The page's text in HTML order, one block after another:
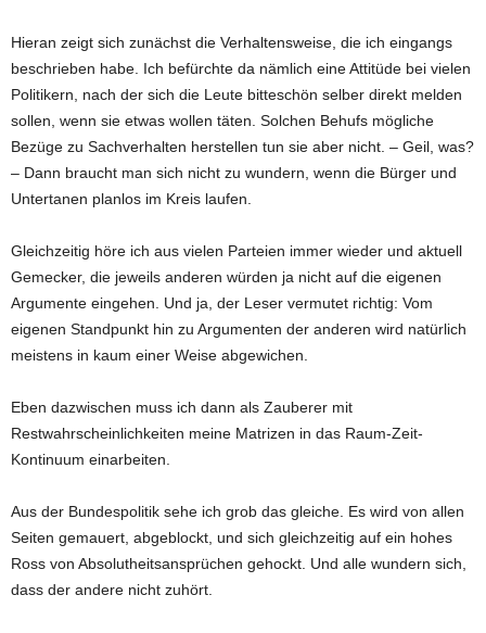
Hieran zeigt sich zunächst die Verhaltensweise, die ich eingangs
beschrieben habe. Ich befürchte da nämlich eine Attitüde bei vielen
Politikern, nach der sich die Leute bitteschön selber direkt melden
sollen, wenn sie etwas wollen täten. Solchen Behufs mögliche
Bezüge zu Sachverhalten herstellen tun sie aber nicht. – Geil, was?
– Dann braucht man sich nicht zu wundern, wenn die Bürger und
Untertanen planlos im Kreis laufen.
Gleichzeitig höre ich aus vielen Parteien immer wieder und aktuell
Gemecker, die jeweils anderen würden ja nicht auf die eigenen
Argumente eingehen. Und ja, der Leser vermutet richtig: Vom
eigenen Standpunkt hin zu Argumenten der anderen wird natürlich
meistens in kaum einer Weise abgewichen.
Eben dazwischen muss ich dann als Zauberer mit
Restwahrscheinlichkeiten meine Matrizen in das Raum-Zeit-
Kontinuum einarbeiten.
Aus der Bundespolitik sehe ich grob das gleiche. Es wird von allen
Seiten gemauert, abgeblockt, und sich gleichzeitig auf ein hohes
Ross von Absolutheitsansprüchen gehockt. Und alle wundern sich,
dass der andere nicht zuhört.